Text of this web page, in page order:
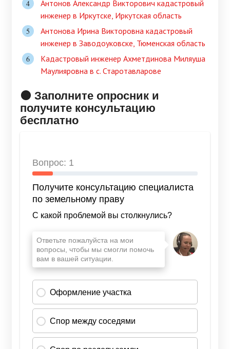
Антонов Александр Викторович кадастровый
инженер в Иркутске, Иркутская область
Антонова Ирина Викторовна кадастровый
инженер в Заводоуковске, Тюменская область
Кадастровый инженер Ахметдинова Миляуша
Маулияровна в c. Старотавларове
🟠 Заполните опросник и
получите консультацию
бесплатно